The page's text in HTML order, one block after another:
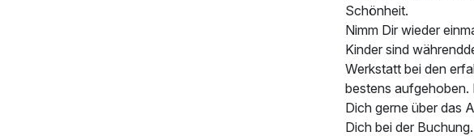
Schönheit.
Nimm Dir wieder
Kinder sind
Werkstatt bei den
bestens aufgehoben.
Dich gerne über das
Dich bei der Buchung.